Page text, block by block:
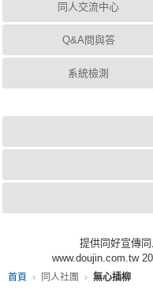
首頁 同人社團 無心插柳
同人交流中心
Q&A問與答
系統檢測
提供同好宣傳
www.doujin.com.tw